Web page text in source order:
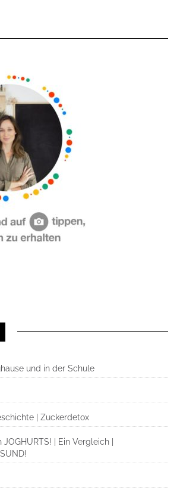
und in der Schule
| Zuckerdetox
| Ein Vergleich |